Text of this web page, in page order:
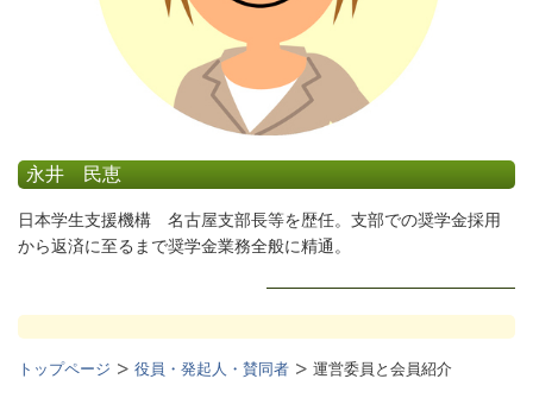
永井 民恵
日本学生支援機構 名古屋支部長等を歴任。支部での奨学金採用
から返済に至るまで奨学金業務全般に精通。
トップページ 役員・発起人・賛同者 運営委員と会員紹介